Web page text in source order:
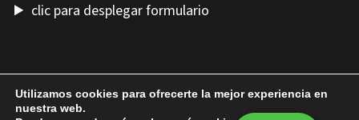
clic para desplegar formulario
Más Cosas Alquilar Presto- Cuenta
Utilizamos cookies para ofrecerte la mejor experiencia en
nuestra web.